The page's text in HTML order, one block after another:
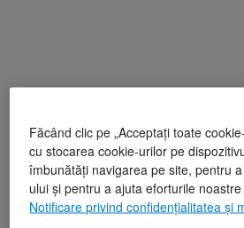
Făcând clic pe „Acceptați toate
cu stocarea cookie-urilor pe
îmbunătăți navigarea pe site, pentru
ului și pentru a ajuta eforturile
Notificare privind confidențialitatea și